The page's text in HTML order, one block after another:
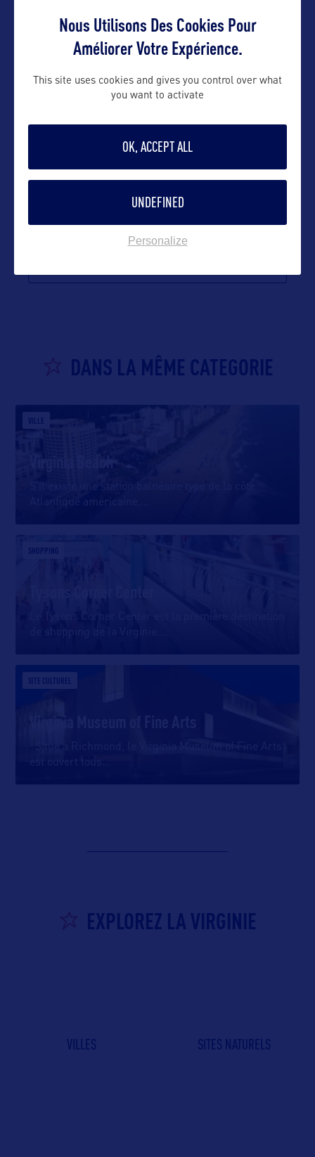
Suivre
DANS LA MÊME CATEGORIE
VILLE
Virginia Beach
S’il existe une station balnéaire type de la côte
Atlantique américaine,
SHOPPING
SITE CULTUREL
est ouvert tous
EXPLOREZ LA VIRGINIE
VILLES SITES NATURELS
Nous Utilisons Des Cookies Pour
Améliorer Votre Expérience.
This site uses cookies and gives you control over what
you want to activate
OK, ACCEPT ALL
UNDEFINED
Personalize